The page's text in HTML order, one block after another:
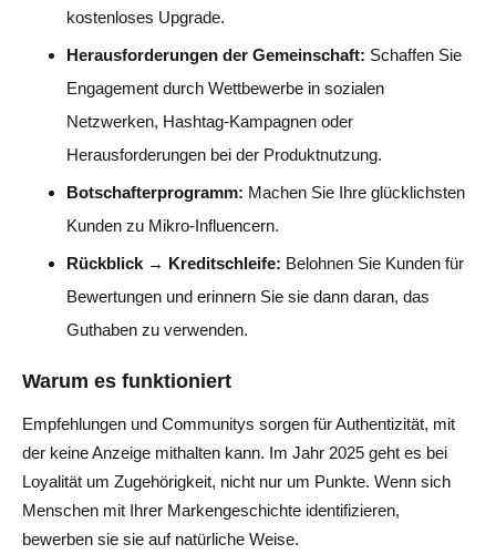
kostenloses Upgrade.
Herausforderungen der Gemeinschaft: Schaffen Sie
Engagement durch Wettbewerbe in sozialen
Netzwerken, Hashtag-Kampagnen oder
Herausforderungen bei der Produktnutzung.
Botschafterprogramm: Machen Sie Ihre glücklichsten
Kunden zu Mikro-Influencern.
Rückblick → Kreditschleife: Belohnen Sie Kunden für
Bewertungen und erinnern Sie sie dann daran, das
Guthaben zu verwenden.
Warum es funktioniert
Empfehlungen und Communitys sorgen für Authentizität, mit
der keine Anzeige mithalten kann. Im Jahr 2025 geht es bei
Loyalität um Zugehörigkeit, nicht nur um Punkte. Wenn sich
Menschen mit Ihrer Markengeschichte identifizieren,
bewerben sie sie auf natürliche Weise.